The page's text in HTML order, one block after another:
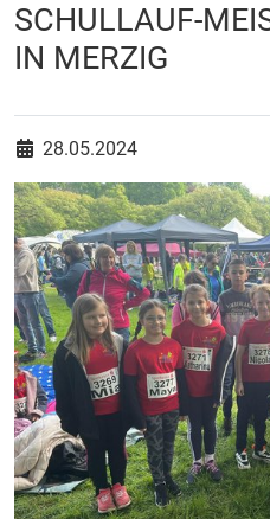
SCHULLAUF-
IN MERZIG
Datum / Uhrzeit:
28.05.2024